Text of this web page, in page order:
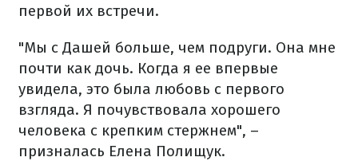
первой их встречи.
"Мы с Дашей больше, чем подруги. Она мне
почти как дочь. Когда я ее впервые
увидела, это была любовь с первого
взгляда. Я почувствовала хорошего
человека с крепким стержнем", –
призналась Елена Полищук.